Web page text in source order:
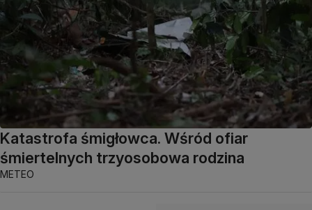
Katastrofa śmigłowca. Wśród ofiar
śmiertelnych trzyosobowa rodzina
METEO